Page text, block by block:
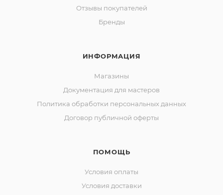
Отзывы покупателей
Бренды
ИНФОРМАЦИЯ
Магазины
Документация для мастеров
Политика обработки персональных данных
Договор публичной оферты
ПОМОЩЬ
Условия оплаты
Условия доставки